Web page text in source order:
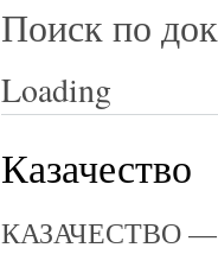
Поиск по
Loading
Казачество
КАЗАЧЕСТВО —